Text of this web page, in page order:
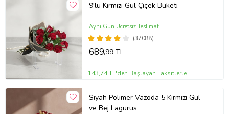
9'lu Kırmızı Gül Çiçek Buketi
(37088)
Aynı Gün Ücretsiz Teslimat
689,99 TL
143,74 TL'den Başlayan Taksitlerle
Siyah Polimer Vazoda 5 Kırmızı Gül
ve Bej Lagurus